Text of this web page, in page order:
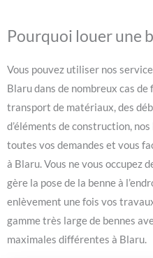
Pourquoi louer une
Vous pouvez utiliser nos
Blaru dans de nombreux cas
transport de matériaux, des
d’éléments de construction,
toutes vos demandes et vous
à Blaru. Vous ne vous occupez
gère la pose de la benne à
enlèvement une fois vos
gamme très large de bennes
maximales différentes à Blaru.